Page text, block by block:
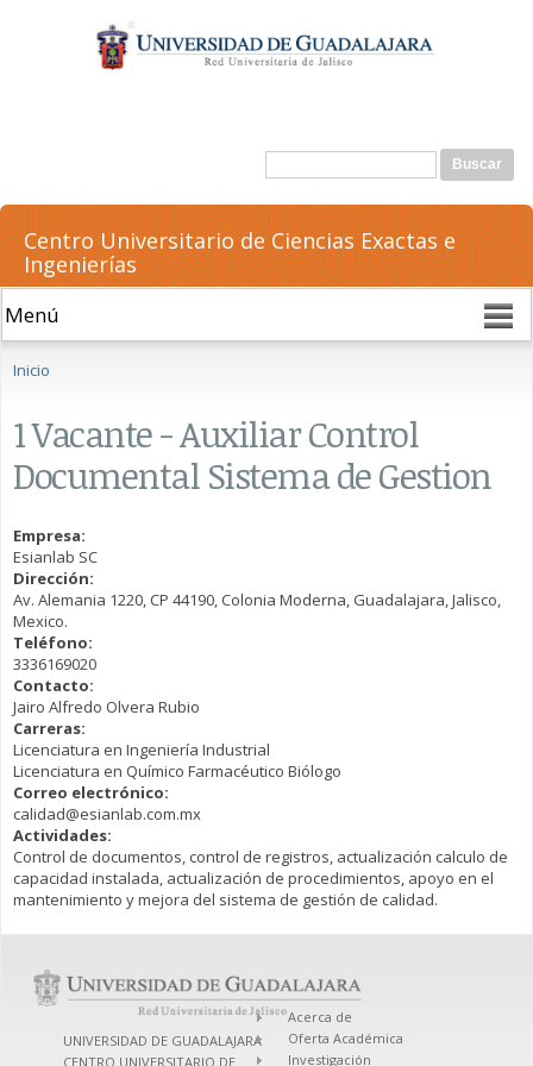
contenido
principal
Formulario de búsqueda
Buscar
Centro Universitario de Ciencias Exactas e
Ingenierías
Inicio
1 Vacante - Auxiliar Control
Documental Sistema de Gestion
Empresa:
Esianlab SC
Dirección:
Av. Alemania 1220, CP 44190, Colonia Moderna, Guadalajara, Jalisco,
Mexico.
Teléfono:
3336169020
Contacto:
Jairo Alfredo Olvera Rubio
Carreras:
Licenciatura en Ingeniería Industrial
Licenciatura en Químico Farmacéutico Biólogo
Correo electrónico:
calidad@esianlab.com.mx
Actividades:
Control de documentos, control de registros, actualización calculo de
capacidad instalada, actualización de procedimientos, apoyo en el
mantenimiento y mejora del sistema de gestión de calidad.
UNIVERSIDAD DE GUADALAJARA
CENTRO UNIVERSITARIO DE
Acerca de
Oferta Académica
Investigación